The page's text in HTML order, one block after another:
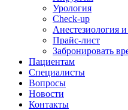
Урология
Check-up
Анестезиология
Прайс-лист
Забронировать
Пациентам
Специалисты
Вопросы
Новости
Контакты